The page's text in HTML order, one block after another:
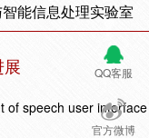
能信息处理实验室
QQ客服
官方微博
of speech user interface